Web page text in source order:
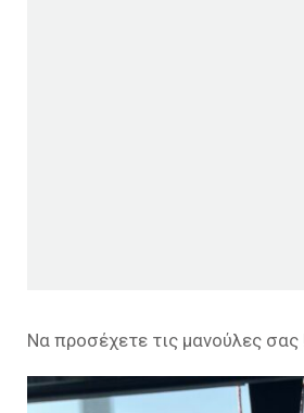
Να προσέχετε τις μανούλες σας